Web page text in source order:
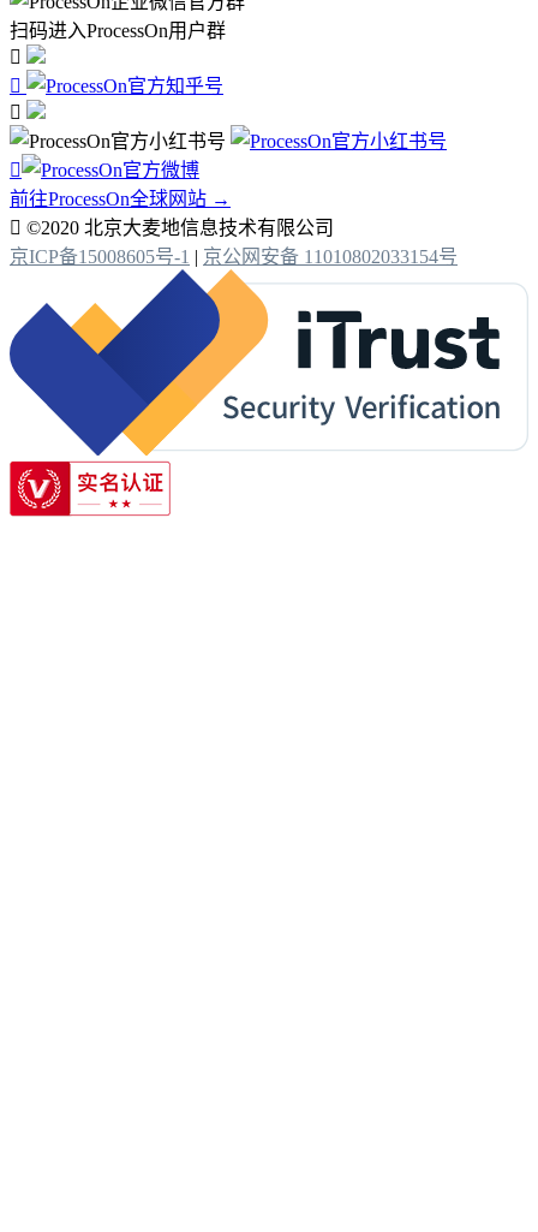
扫码进入ProcessOn用户群




前往ProcessOn全球网站 →
 ©2020 北京大麦地信息技术有限公司
京ICP备15008605号-1 | 京公网安备 11010802033154号